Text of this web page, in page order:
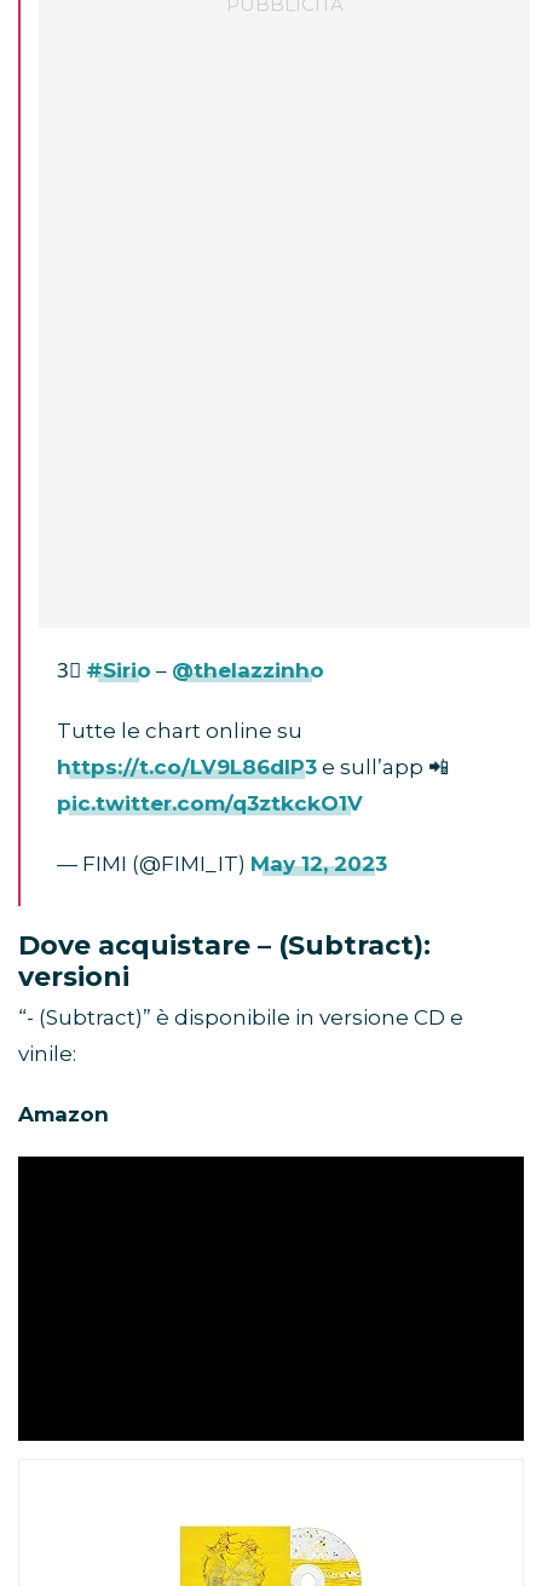
3⃣ #Sirio – @thelazzinho
Tutte le chart online su
https://t.co/LV9L86dlP3 e sull’app 📲
pic.twitter.com/q3ztkckO1V
— FIMI (@FIMI_IT) May 12, 2023
Dove acquistare – (Subtract):
versioni
“- (Subtract)” è disponibile in versione CD e
vinile:
Amazon